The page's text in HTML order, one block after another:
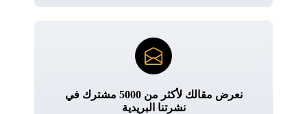
نعرض مقالك لأكثر من 5000 مشترك في
نشرتنا البريدية